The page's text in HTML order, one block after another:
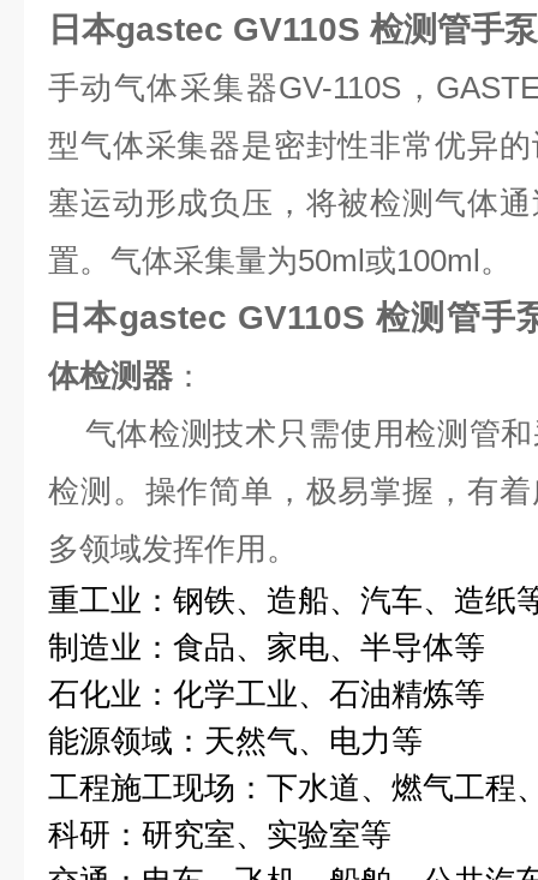
日本gastec GV110S 检测管手
手动气体采集器GV-110S，
型气体采集器是密封性非常优异
塞运动形成负压，将被检测气体
置。气体采集量为50ml或100ml。
日本gastec GV110S 检测管手
体检测器 ：
气体检测技术只需使用检测管
检测。操作简单，极易掌握，有
多领域发挥作用。
重工业：钢铁、造船、汽车、造纸
制造业：食品、家电、半导体等
石化业：化学工业、石油精炼等
能源领域：天然气、电力等
工程施工现场：下水道、燃气工程
科研：研究室、实验室等